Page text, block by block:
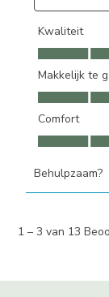
Kwaliteit
Kwaliteit, 5.0
Makkelijk te
Makkelijk te
Comfort
Comfort, 5.0
Behulpzaam?
1 – 3 van 13